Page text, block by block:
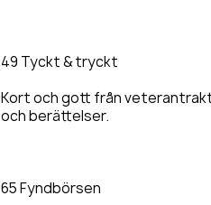
49 Tyckt & tryckt
Kort och gott från
och berättelser.
65 Fyndbörsen